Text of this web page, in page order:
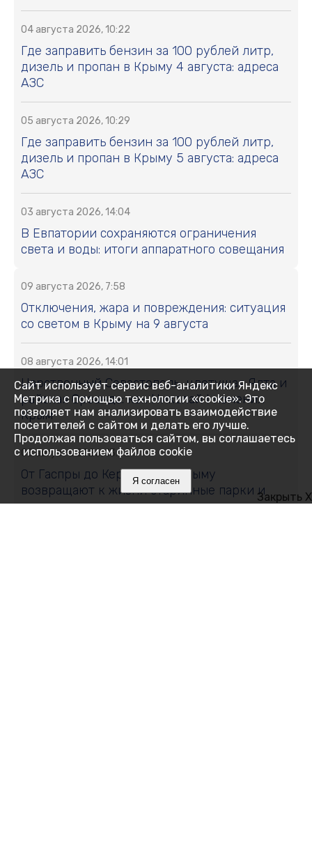
04 августа 2026, 10:22
Где заправить бензин за 100 рублей литр,
дизель и пропан в Крыму 4 августа: адреса
АЗС
05 августа 2026, 10:29
Где заправить бензин за 100 рублей литр,
дизель и пропан в Крыму 5 августа: адреса
АЗС
03 августа 2026, 14:04
В Евпатории сохраняются ограничения
света и воды: итоги аппаратного совещания
09 августа 2026, 7:58
Отключения, жара и повреждения: ситуация
со светом в Крыму на 9 августа
08 августа 2026, 14:01
Царственный Севастополь, цветущая Ялта и
райская Ореанда: как Николай I изменил
Крым
08 августа 2026, 13:02
От Гаспры до Керчи: как в Крыму
возвращают к жизни старинные парки и
создают новые
Закрыть X
Сайт использует сервис веб-аналитики Яндекс
Метрика с помощью технологии «cookie». Это
позволяет нам анализировать взаимодействие
посетителей с сайтом и делать его лучше.
Продолжая пользоваться сайтом, вы соглашаетесь
с использованием файлов cookie
Я согласен